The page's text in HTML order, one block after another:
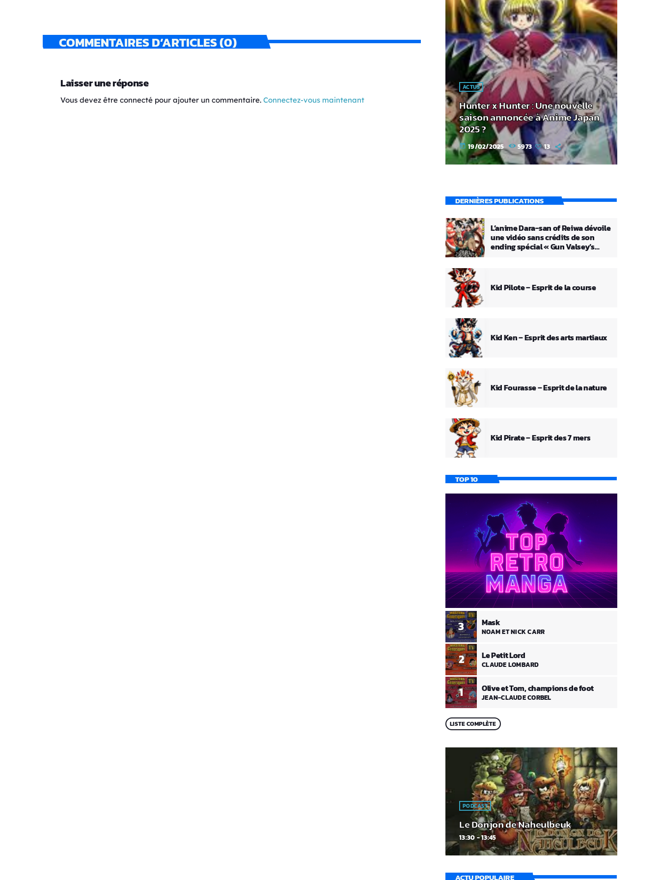
COMMENTAIRES D’ARTICLES (0)
Laisser une réponse
Vous devez être connecté pour ajouter un commentaire. Connectez-vous maintenant
ACTUS
Hunter x Hunter : Une nouvelle
saison annoncée à Anime Japan
2025 ?
today 19/02/2025 5973 13
DERNIÈRES PUBLICATIONS
L’anime Dara-san of Reiwa dévoile
une vidéo sans crédits de son
ending spécial « Gun Valsey’s
Kid Pilote – Esprit de la course
Kid Ken – Esprit des arts martiaux
Kid Fourasse – Esprit de la nature
Kid Pirate – Esprit des 7 mers
TOP 10
1 Olive et Tom, champions de foot
JEAN-CLAUDE CORBEL
2 Le Petit Lord
CLAUDE LOMBARD
3 Mask
NOAM ET NICK CARR
LISTE COMPLÈTE
PODCAST
Le Donjon de Naheulbeuk
13:30 - 13:45
ACTU POPULAIRE